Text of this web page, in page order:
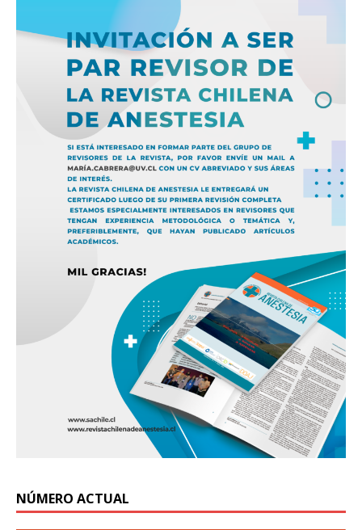
NÚMERO ACTUAL